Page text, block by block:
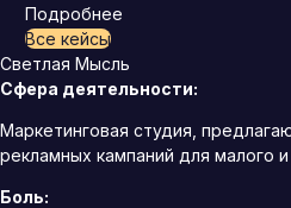
Подробнее
Все кейсы
Светлая Мысль
Сфера деятельности:
Маркетинговая студия,
рекламных кампаний для малого
Боль: